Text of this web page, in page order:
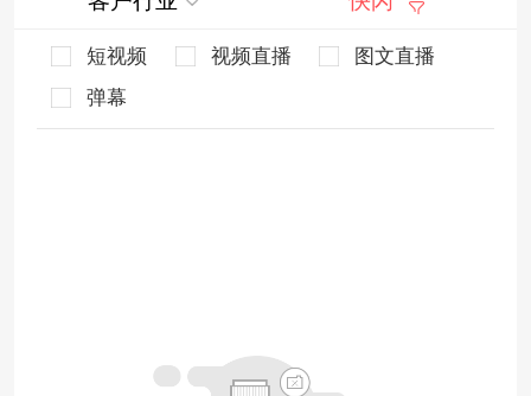
短视频 视频直播
图文直播
弹幕